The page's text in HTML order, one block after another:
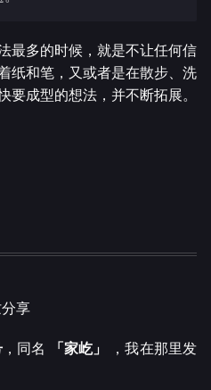
最多的时候，就是不让任何信
纸和笔，又或者是在散步、洗
成型的想法，并不断拓展。
享
，同名 「家屹」
，我在那里发